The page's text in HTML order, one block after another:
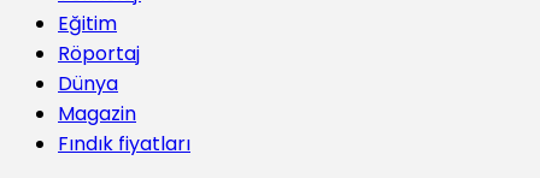
Eğitim
Röportaj
Dünya
Magazin
Fındık fiyatları